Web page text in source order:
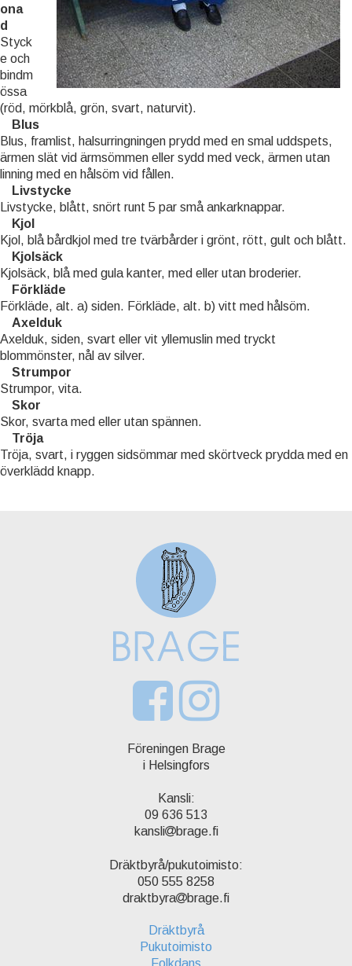
ona
d
Styck
e och
bindm
össa
(röd, mörkblå, grön, svart, naturvit).
Blus
Blus, framlist, halsurringningen prydd med en smal uddspets,
ärmen slät vid ärmsömmen eller sydd med veck, ärmen utan
linning med en hålsöm vid fållen.
Livstycke
Livstycke, blått, snört runt 5 par små ankarknappar.
Kjol
Kjol, blå bårdkjol med tre tvärbårder i grönt, rött, gult och blått.
Kjolsäck
Kjolsäck, blå med gula kanter, med eller utan broderier.
Förkläde
Förkläde, alt. a) siden. Förkläde, alt. b) vitt med hålsöm.
Axelduk
Axelduk, siden, svart eller vit yllemuslin med tryckt
blommönster, nål av silver.
Strumpor
Strumpor, vita.
Skor
Skor, svarta med eller utan spännen.
Tröja
Tröja, svart, i ryggen sidsömmar med skörtveck prydda med en
överklädd knapp.
Föreningen Brage
i Helsingfors
Kansli:
09 636 513
kansli
brage.fi
Dräktbyrå/pukutoimisto:
050 555 8258
draktbyra
brage.fi
Dräktbyrå
Pukutoimisto
Folkdans